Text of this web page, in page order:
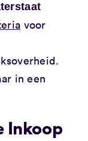
voor
in een
Inkoop